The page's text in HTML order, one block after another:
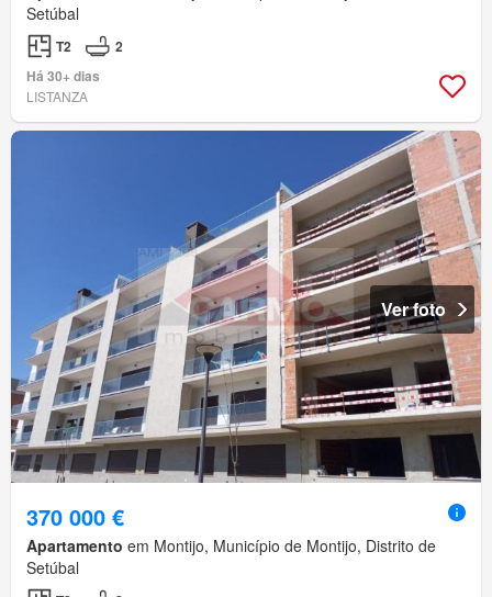
Setúbal
T2
2
Há 30+ dias
LISTANZA
Ver foto
370 000 €
Apartamento em Montijo, Município de Montijo, Distrito de
Setúbal